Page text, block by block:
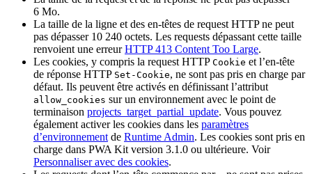
6 Mo.
La taille de la ligne et des en-têtes de request HTTP ne peut
pas dépasser 10 240 octets. Les requests dépassant cette taille
renvoient une erreurHTTP 413 Content Too Large.
Les cookies, y compris la request HTTP Cookie et l’en-tête
de réponse HTTP Set-Cookie, ne sont pas pris en charge par
défaut. Ils peuvent être activés en définissant l’attribut
allow_cookies sur un environnement avec le point de
terminaison projects_target_partial_update. Vous pouvez
également activer les cookies dans les paramètres
d’environnement de Runtime Admin. Les cookies sont pris en
charge dans PWA Kit version 3.1.0 ou ultérieure. Voir
Personnaliser avec des cookies.